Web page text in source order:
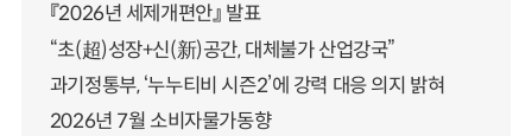
『2026년 세제개편안』 발표
“초(超)성장+신(新)공간, 대체불가 산업강국”
과기정통부, ‘누누티비 시즌2’에 강력 대응 의지 밝혀
2026년 7월 소비자물가동향